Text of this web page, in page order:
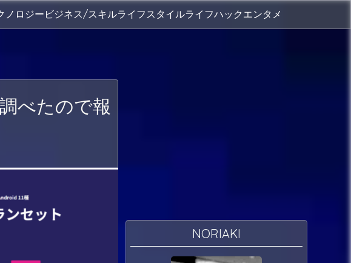
ノロジービジネス/スキルライフスタイルライフハック エンタメ
べたので報
NORIAKI